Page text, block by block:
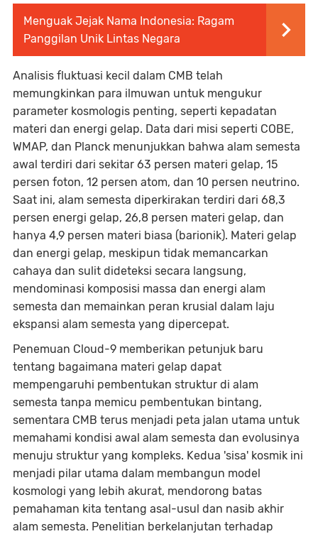
Menguak Jejak Nama Indonesia: Ragam
Panggilan Unik Lintas Negara
Analisis fluktuasi kecil dalam CMB telah
memungkinkan para ilmuwan untuk mengukur
parameter kosmologis penting, seperti kepadatan
materi dan energi gelap. Data dari misi seperti COBE,
WMAP, dan Planck menunjukkan bahwa alam semesta
awal terdiri dari sekitar 63 persen materi gelap, 15
persen foton, 12 persen atom, dan 10 persen neutrino.
Saat ini, alam semesta diperkirakan terdiri dari 68,3
persen energi gelap, 26,8 persen materi gelap, dan
hanya 4,9 persen materi biasa (barionik). Materi gelap
dan energi gelap, meskipun tidak memancarkan
cahaya dan sulit dideteksi secara langsung,
mendominasi komposisi massa dan energi alam
semesta dan memainkan peran krusial dalam laju
ekspansi alam semesta yang dipercepat.
Penemuan Cloud-9 memberikan petunjuk baru
tentang bagaimana materi gelap dapat
mempengaruhi pembentukan struktur di alam
semesta tanpa memicu pembentukan bintang,
sementara CMB terus menjadi peta jalan utama untuk
memahami kondisi awal alam semesta dan evolusinya
menuju struktur yang kompleks. Kedua 'sisa' kosmik ini
menjadi pilar utama dalam membangun model
kosmologi yang lebih akurat, mendorong batas
pemahaman kita tentang asal-usul dan nasib akhir
alam semesta. Penelitian berkelanjutan terhadap